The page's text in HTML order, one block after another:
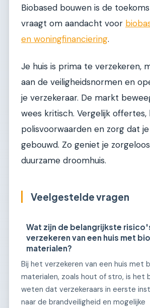
Biobased bouwen is de
vraagt om aandacht voor
en woningfinanciering.
Je huis is prima te verzekeren,
aan de veiligheidsnormen en
je verzekeraar. De markt
wees kritisch. Vergelijk offertes,
polisvoorwaarden en zorg dat je
gebouwd. Zo geniet je
duurzame droomhuis.
Veelgestelde vragen
Wat zijn de belangrijkste
verzekeren van een huis met
materialen?
Bij het verzekeren van een huis met
materialen, zoals hout of stro, is het
weten dat verzekeraars in eerste
naar de brandveiligheid en mogelijke